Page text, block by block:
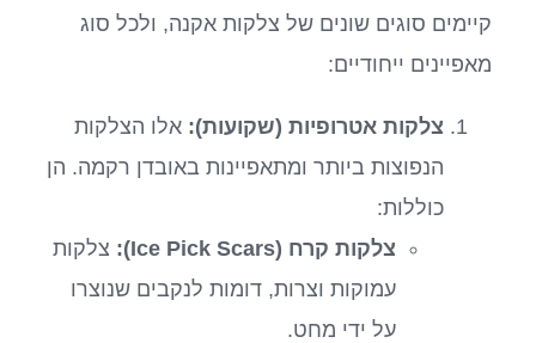
קיימים סוגים שונים של צלקות אקנה, ולכל סוג
מאפיינים ייחודיים:
צלקות אטרופיות (שקועות): אלו הצלקות
הנפוצות ביותר ומתאפיינות באובדן רקמה. הן
כוללות:
צלקות קרח (Ice Pick Scars):
צלקות
עמוקות וצרות, דומות לנקבים שנוצרו
על ידי מחט.